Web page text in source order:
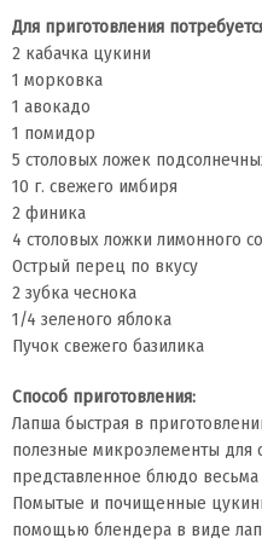
Для приготовления
2 кабачка цукини
1 морковка
1 авокадо
1 помидор
5 столовых ложек
10 г. свежего имбиря
2 финика
4 столовых ложки лимонного
Острый перец по вкусу
2 зубка чеснока
1/4 зеленого яблока
Пучок свежего базилика
Способ приготовления:
Лапша быстрая в
полезные микроэлементы для
представленное блюдо
Помытые и почищенные
помощью блендера в виде